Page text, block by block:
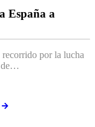
España a
recorrido por la lucha
de…